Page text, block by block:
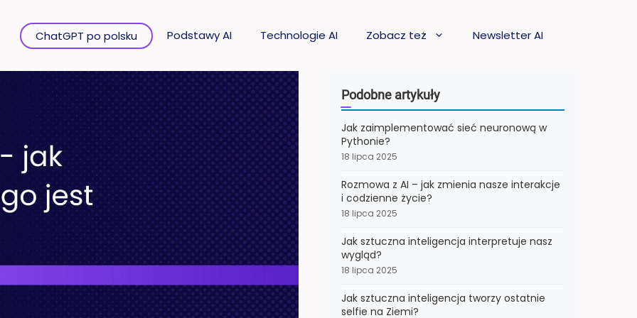
ChatGPT po polsku Podstawy AI Technologie AI Zobacz też Newsletter AI
Podobne artykuły
Jak zaimplementować sieć neuronową w
Pythonie?
18 lipca 2025
Rozmowa z AI – jak zmienia nasze interakcje
i codzienne życie?
18 lipca 2025
Jak sztuczna inteligencja interpretuje nasz
wygląd?
18 lipca 2025
Jak sztuczna inteligencja tworzy ostatnie
selfie na Ziemi?